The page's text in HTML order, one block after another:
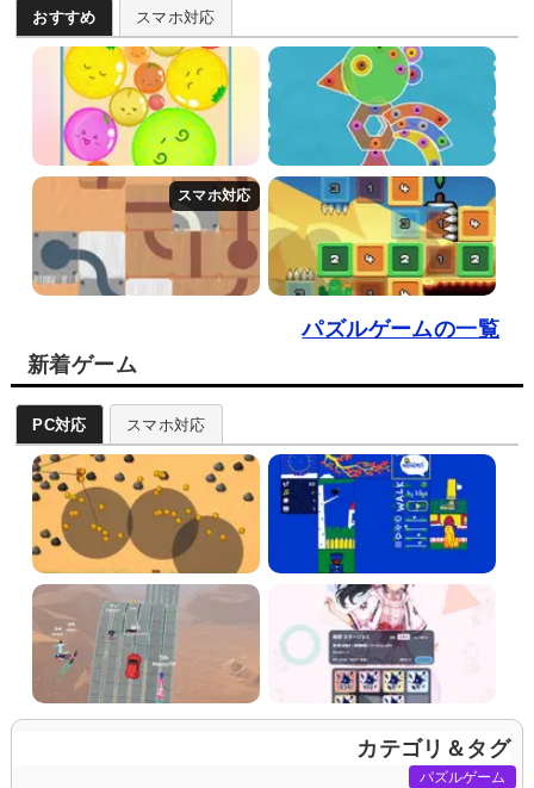
おすすめ スマホ対応
パズルゲームの一覧
新着ゲーム
PC対応 スマホ対応
カテゴリ＆タグ
パズルゲーム